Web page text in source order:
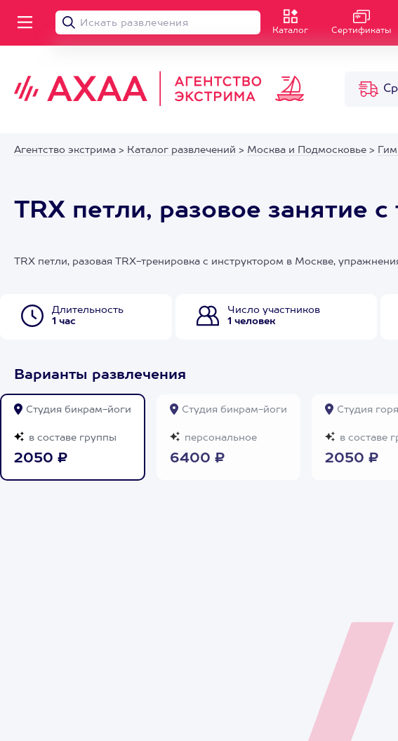
Каталог Сертификаты
Агентство экстрима > Каталог развлечений > Москва и Подмосковье >
TRX петли, разовое занятие
TRX петли, разовая TRX-тренировка с инструктором в Москве,
Длительность
1 час
Число участников
1 человек
Варианты развлечения
Студия бикрам-йоги
в составе группы
2050 ₽
Студия бикрам-йоги
персональное
6400 ₽
Студия
в составе
2050 ₽